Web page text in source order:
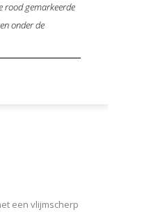
rood gemarkeerde
onder de
een vlijmscherp